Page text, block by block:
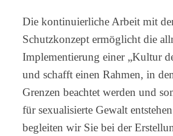
Die kontinuierliche Arbeit mit
Schutzkonzept ermöglicht die
Implementierung einer „Kultur
und schafft einen Rahmen, in
Grenzen beachtet werden und
für sexualisierte Gewalt
begleiten wir Sie bei der